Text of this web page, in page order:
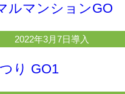
ルマンションGO
2022年3月7日導入
り GO1